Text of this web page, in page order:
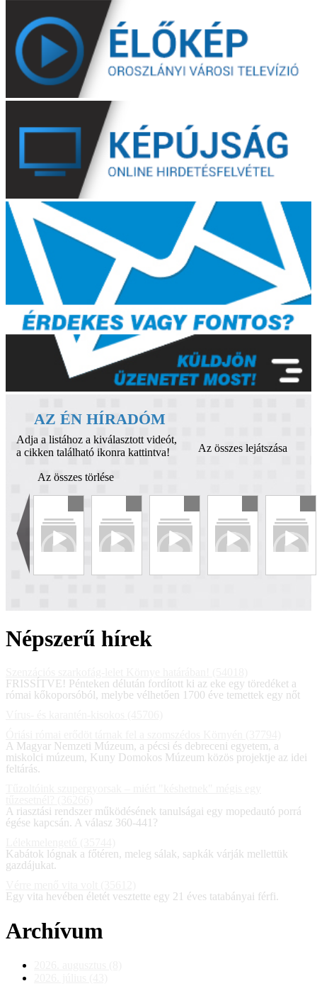
AZ ÉN HÍRADÓM
Adja a listához a kiválasztott videót,
a cikken található ikonra kattintva!
Az összes lejátszása
Az összes törlése
Népszerű hírek
FRISSÍTVE! Pénteken délután fordított ki az eke egy töredéket a
római kőkoporsóból, melybe vélhetően 1700 éve temettek egy nőt
A Magyar Nemzeti Múzeum, a pécsi és debreceni egyetem, a
miskolci múzeum, Kuny Domokos Múzeum közös projektje az idei
feltárás.
A riasztási rendszer működésének tanulságai egy mopedautó porrá
égése kapcsán. A válasz 360-441?
Kabátok lógnak a főtéren, meleg sálak, sapkák várják mellettük
gazdájukat.
Egy vita hevében életét vesztette egy 21 éves tatabányai férfi.
Archívum